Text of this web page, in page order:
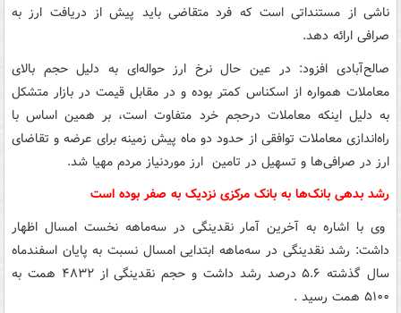
ناشی از مستنداتی است که فرد متقاضی باید پیش از دریافت ارز به
صرافی ارائه دهد.
صالح‌آبادی افزود: در عین حال نرخ ارز حواله‌ای به دلیل حجم بالای
معاملات همواره از اسکناس کمتر بوده و در مقابل قیمت در بازار متشکل
به دلیل اینکه معاملات درحجم خرد متفاوت است، بر همین اساس با
راه‌اندازی معاملات توافقی از حدود دو ماه پیش‌ زمینه برای عرضه و تقاضای
ارز در صرافی‌ها و تسهیل در تامین ارز موردنیاز مردم مهیا شد.
رشد بدهی بانک‌ها به بانک مرکزی نزدیک به صفر بوده است
وی با اشاره به آخرین آمار نقدینگی در سه‌ماهه نخست امسال اظهار
داشت: رشد نقدینگی در سه‌ماهه ابتدایی امسال نسبت به پایان اسفندماه
سال گذشته ۵.۶ درصد رشد داشت و حجم نقدینگی از ۴۸۳۲ همت به
۵۱۰۰ همت رسید .